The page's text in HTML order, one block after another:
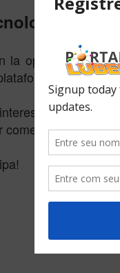
y
la oportunidad
Zoom,
​​en la
de